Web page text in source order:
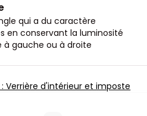
qui a du caractère
en conservant la luminosité
à gauche ou à droite
Verrière d'intérieur et imposte